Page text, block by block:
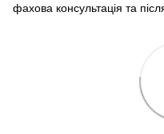
фахова консультація та